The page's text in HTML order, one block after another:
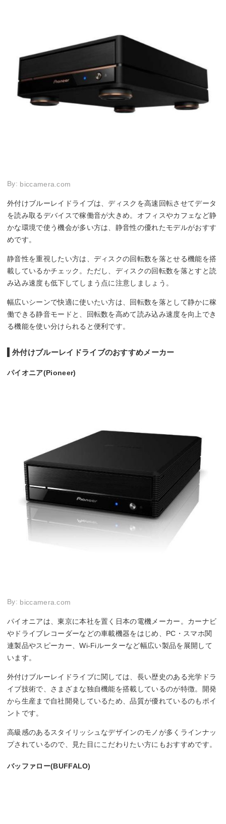
By: biccamera.com
外付けブルーレイドライブは、ディスクを高速回転させてデータ
を読み取るデバイスで稼働音が大きめ。オフィスやカフェなど静
かな環境で使う機会が多い方は、静音性の優れたモデルがおすす
めです。
静音性を重視したい方は、ディスクの回転数を落とせる機能を搭
載しているかチェック。ただし、ディスクの回転数を落とすと読
み込み速度も低下してしまう点に注意しましょう。
幅広いシーンで快適に使いたい方は、回転数を落として静かに稼
働できる静音モードと、回転数を高めて読み込み速度を向上でき
る機能を使い分けられると便利です。
外付けブルーレイドライブのおすすめメーカー
パイオニア(Pioneer)
By: biccamera.com
パイオニアは、東京に本社を置く日本の電機メーカー。カーナビ
やドライブレコーダーなどの車載機器をはじめ、PC・スマホ関
連製品やスピーカー、Wi-Fiルーターなど幅広い製品を展開して
います。
外付けブルーレイドライブに関しては、長い歴史のある光学ドラ
イブ技術で、さまざまな独自機能を搭載しているのが特徴。開発
から生産まで自社開発しているため、品質が優れているのもポイ
ントです。
高級感のあるスタイリッシュなデザインのモノが多くラインナッ
プされているので、見た目にこだわりたい方にもおすすめです。
バッファロー(BUFFALO)